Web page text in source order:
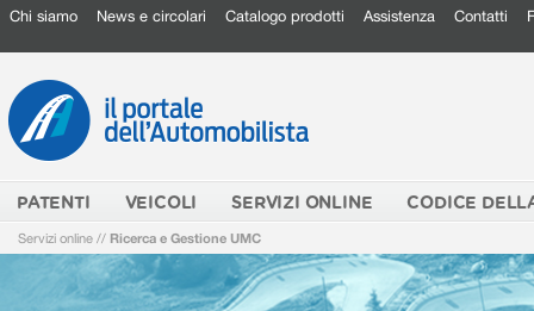
Chi siamo News e circolari Catalogo prodotti Assistenza Contatti
PATENTI VEICOLI SERVIZI ONLINE CODICE
Servizi online // Ricerca e Gestione UMC